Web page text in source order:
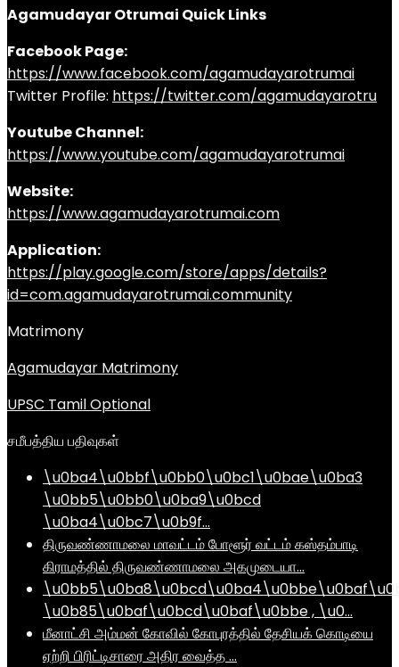
Agamudayar Otrumai Quick Links
Facebook Page:
https://www.facebook.com/agamudayarotrumai
Twitter Profile: https://twitter.com/agamudayarotru
Youtube Channel:
https://www.youtube.com/agamudayarotrumai
Website:
https://www.agamudayarotrumai.com
Application:
https://play.google.com/store/apps/details?
id=com.agamudayarotrumai.community
Matrimony
Agamudayar Matrimony
UPSC Tamil Optional
சமீபத்திய பதிவுகள்
\u0ba4\u0bbf\u0bb0\u0bc1\u0bae\u0ba3
\u0bb5\u0bb0\u0ba9\u0bcd
\u0ba4\u0bc7\u0b9f…
திருவண்ணாமலை மாவட்டம் போளூர் வட்டம் கஸ்தம்பாடி
கிராமத்தில் திருவண்ணாமலை அகமுடையா…
\u0b85\u0baf\u0bcd\u0baf\u0bbe , \u0…
மீனாட்சி அம்மன் கோவில் கோபுரத்தில் தேசியக் கொடியை
ஏற்றி பிரிட்டிசாரை அதிர வைத்த …